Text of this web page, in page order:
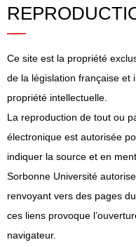
Ce site est la propriété
de la législation française et
propriété intellectuelle.
La reproduction de tout ou
électronique est autorisée
indiquer la source et en
Sorbonne Université
renvoyant vers des pages
ces liens provoque
navigateur.